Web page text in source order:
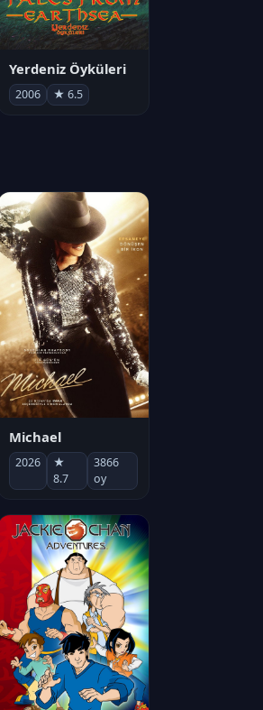
Yerdeniz Öyküleri
2006 ★ 6.5
Michael
2026
★
8.7
3866
oy